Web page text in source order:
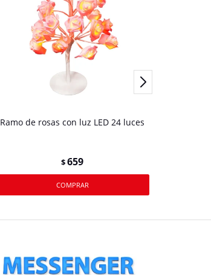
Ramo de rosas con luz LED 24 luces
$659